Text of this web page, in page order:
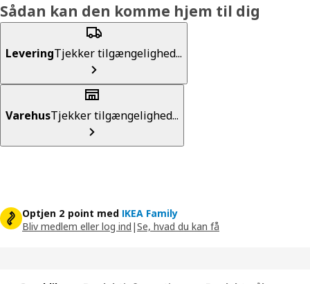
Sådan kan den komme hjem til dig
LeveringTjekker tilgængelighed...
VarehusTjekker tilgængelighed...
Optjen 2 point med IKEA Family
Bliv medlem eller log ind |Se, hvad du kan få